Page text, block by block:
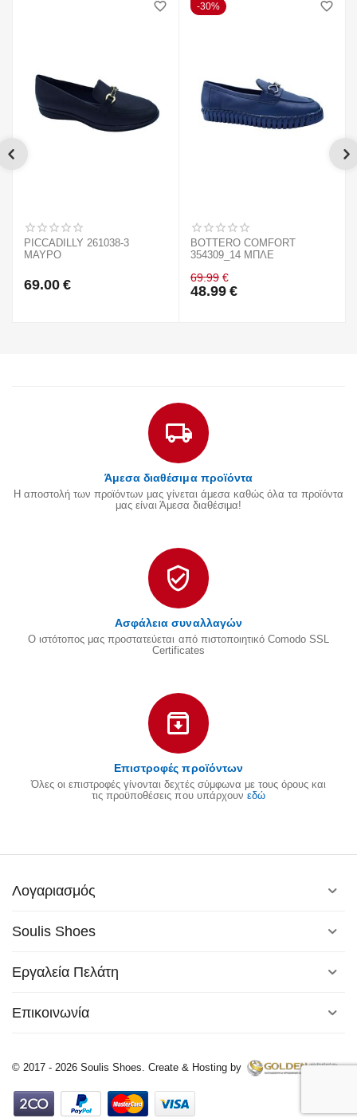
PICCADILLY 261038-3
ΜΑΥΡΟ
69.00 €
30%
BOTTERO COMFORT
354309_14 ΜΠΛΕ
69.99 €
48.99 €
Άμεσα διαθέσιμα προϊόντα
Η αποστολή των προϊόντων μας γίνεται άμεσα καθώς όλα τα προϊόντα
μας είναι Άμεσα διαθέσιμα!
Ασφάλεια συναλλαγών
Ο ιστότοπος μας προστατεύεται από πιστοποιητικό Comodo SSL
Certificates
Επιστροφές προϊόντων
Όλες οι επιστροφές γίνονται δεχτές σύμφωνα με τους όρους και
τις προϋποθέσεις που υπάρχουν εδώ
Λογαριασμός
Soulis Shoes
Εργαλεία Πελάτη
Επικοινωνία
© 2017 - 2026 Soulis Shoes. Create & Hosting by